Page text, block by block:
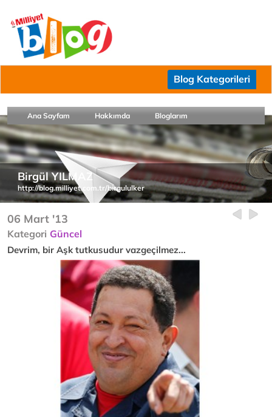
Blog Kategorileri
Ana Sayfam Hakkımda Bloglarım
Birgül YILMAZ
http://blog.milliyet.com.tr/birgululker
06 Mart '13
Kategori Güncel
Devrim, bir Aşk tutkusudur vazgeçilmez...